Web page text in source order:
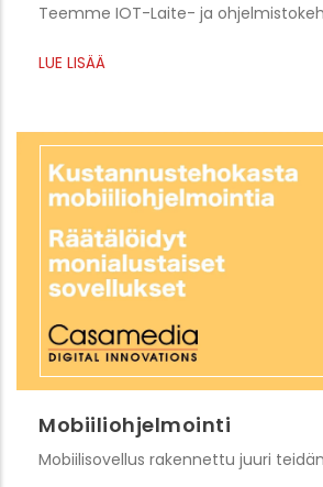
Teemme IOT-Laite- ja
LUE LISÄÄ
Mobiiliohjelmointi
Mobiilisovellus rakennettu juuri